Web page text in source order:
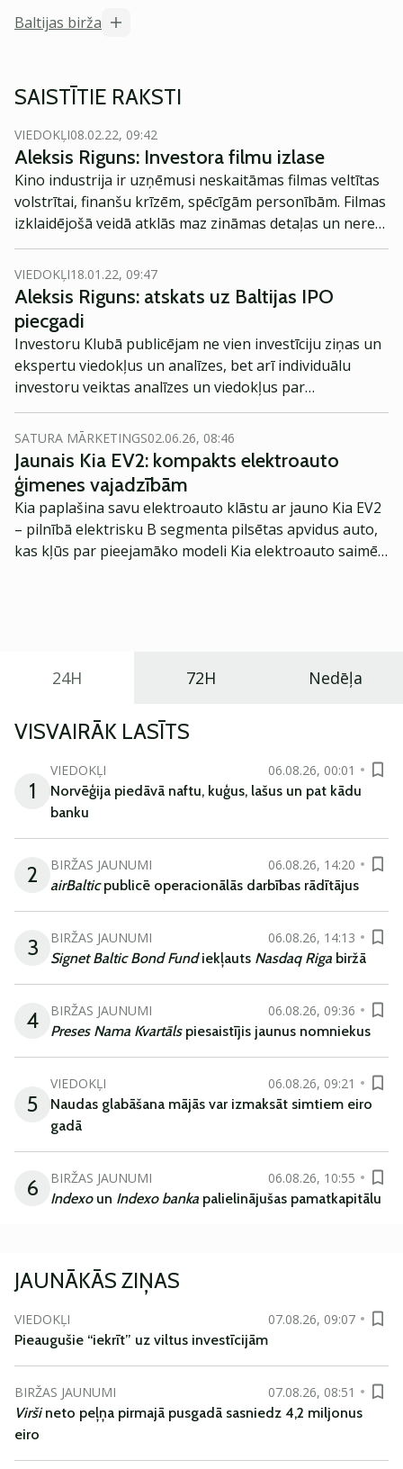
Baltijas birža
SAISTĪTIE RAKSTI
VIEDOKĻI08.02.22, 09:42
Aleksis Riguns: Investora filmu izlase
Kino industrija ir uzņēmusi neskaitāmas filmas veltītas
volstrītai, finanšu krīzēm, spēcīgām personībām. Filmas
izklaidējošā veidā atklās maz zināmas detaļas un nereti
liks aizdomāties par notiekošo. Tomēr vēlos atgādināt,
ka ne viss, kas tiek attēlots pilnmetrāžas filmā atbilst
patiesībai, nereti tiek paspilgtināti notikumi un
noklusēti fakti. Lai kā arī nebūtu, šeit ir 10 filmas, kuras
varētu patikt Investora Kluba lasītājiem.
VIEDOKĻI18.01.22, 09:47
Aleksis Riguns: atskats uz Baltijas IPO
piecgadi
Investoru Klubā publicējam ne vien investīciju ziņas un
ekspertu viedokļus un analīzes, bet arī individuālu
investoru veiktas analīzes un viedokļus par
notikumiem finanšu tirgos. Šajā reizē jūsu uzmanībai
piedāvājam Alekša Riguna analīzi par iepriekšējos 5
gados notikušajiem Baltijas IPO.
SATURA MĀRKETINGS02.06.26, 08:46
Jaunais Kia EV2: kompakts elektroauto
ģimenes vajadzībām
Kia paplašina savu elektroauto klāstu ar jauno Kia EV2
– pilnībā elektrisku B segmenta pilsētas apvidus auto,
kas kļūs par pieejamāko modeli Kia elektroauto saimē
24H 72H Nedēļa
VISVAIRĀK LASĪTS
1
VIEDOKĻI
06.08.26, 00:01
Norvēģija piedāvā naftu, kuģus, lašus un pat kādu
banku
2 BIRŽAS JAUNUMI
06.08.26, 14:20
airBalticpublicē operacionālās darbības rādītājus
3 BIRŽAS JAUNUMI
06.08.26, 14:13
Signet Baltic Bond Fundiekļauts Nasdaq Riga biržā
4 BIRŽAS JAUNUMI
06.08.26, 09:36
Preses Nama Kvartāls piesaistījis jaunus nomniekus
5
VIEDOKĻI
06.08.26, 09:21
Naudas glabāšana mājās var izmaksāt simtiem eiro
gadā
6 BIRŽAS JAUNUMI
06.08.26, 10:55
Indexoun Indexo banka palielinājušas pamatkapitālu
JAUNĀKĀS ZIŅAS
VIEDOKĻI
07.08.26, 09:07
Pieaugušie “iekrīt” uz viltus investīcijām
BIRŽAS JAUNUMI
07.08.26, 08:51
Viršineto peļņa pirmajā pusgadā sasniedz 4,2 miljonus
eiro